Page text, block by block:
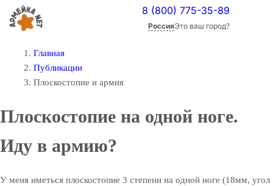
8 (800) 775-35-89
РоссияЭто ваш город?
Главная
Публикации
Плоскостопие и армия
Плоскостопие на одной ноге.
Иду в армию?
У меня иметься плоскостопие 3 степени на одной ноге (18мм, угол